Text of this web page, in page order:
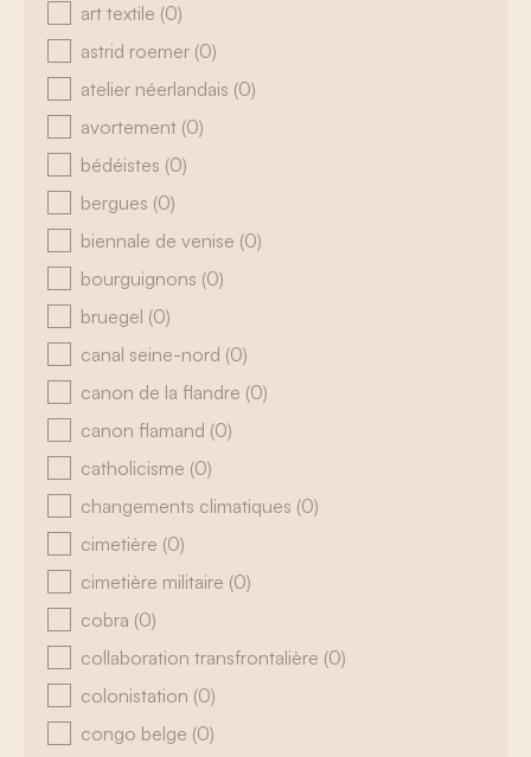
art textile (0)
astrid roemer (0)
atelier néerlandais (0)
avortement (0)
bédéistes (0)
bergues (0)
biennale de venise (0)
bourguignons (0)
bruegel (0)
canal seine-nord (0)
canon de la flandre (0)
canon flamand (0)
catholicisme (0)
changements climatiques (0)
cimetière (0)
cimetière militaire (0)
cobra (0)
collaboration transfrontalière (0)
colonistation (0)
congo belge (0)